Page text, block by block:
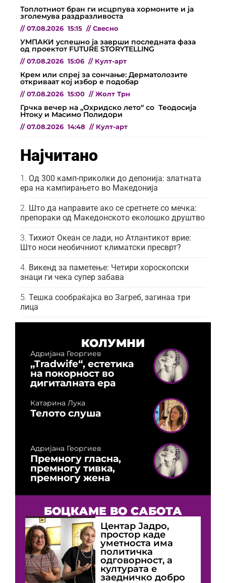
Топлотниот бран ги исцрпува хормоните и ја
зголемува раздразливоста
// 07.08.2026 15:15 // Свесно
УМПАКИ успешно ја заврши последната фаза
од проектот FUTURE STORYTELLING
// 07.08.2026 15:06 // Култ-арт
Крем или спреј за сончање: Дерматолозите
откриваат кој избор е подобар
// 07.08.2026 15:00 // Жолт Трн
Грчка вечер на „Охридско лето“ со Теодосија
Нтоку и Масимо Полидори
// 07.08.2026 14:48 // Култ-арт
Најчитано
Од 300 камп-приколки до депонија: златната
ера на кампирањето во Македонија
Што да направите ако се сретнете со мечка:
препораки од Македонското еколошко друштво
Тихиот Океан се лади, но Атлантикот врие:
Што носи необичниот климатски пресврт?
Викенд за паметење: Четири хороскопски
знаци ги чека супер забава
Тешка сообраќајка во Загреб, загинаа три
лица
КОЛУМНИ
Адријана Георгиев
„Tradwife“, естетика
на покорност во
дигиталната ера
Катарина Лука
Телото слуша
Адријана Георгиев
Премногу гласна,
премногу тивка,
премногу жена
БОЦКАМЕ ВО САБОТА
Центар Јадро,
простор каде
уметноста има
политичка
одговорност, а
културата е
заедничко добро